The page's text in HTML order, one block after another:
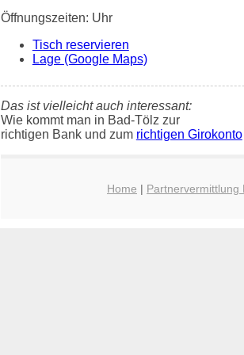
Öffnungszeiten: Uhr
Tisch reservieren
Lage (Google Maps)
Das ist vielleicht auch interessant:
Wie kommt man in Bad-Tölz zur
richtigen Bank und zum richtigen Girokonto
Home | Partnervermittlung